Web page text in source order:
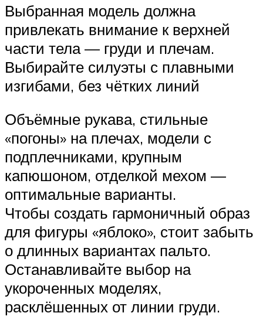
Выбранная модель должна
привлекать внимание к верхней
части тела — груди и плечам.
Выбирайте силуэты с плавными
изгибами, без чётких линий
Объёмные рукава, стильные
«погоны» на плечах, модели с
подплечниками, крупным
капюшоном, отделкой мехом —
оптимальные варианты.
Чтобы создать гармоничный образ
для фигуры «яблоко», стоит забыть
о длинных вариантах пальто.
Останавливайте выбор на
укороченных моделях,
расклёшенных от линии груди.